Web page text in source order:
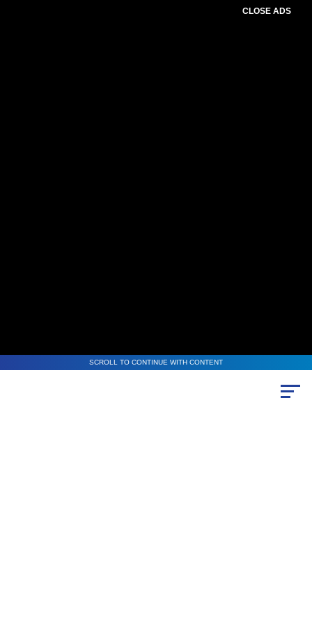
CLOSE ADS
SCROLL TO CONTINUE WITH CONTENT